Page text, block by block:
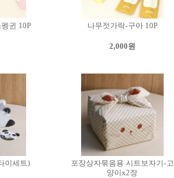
귄 10P 나무젓가락-구아 10P
2,000원
이세트)
포장상자묶음용 시트보자기-고
양이x2장